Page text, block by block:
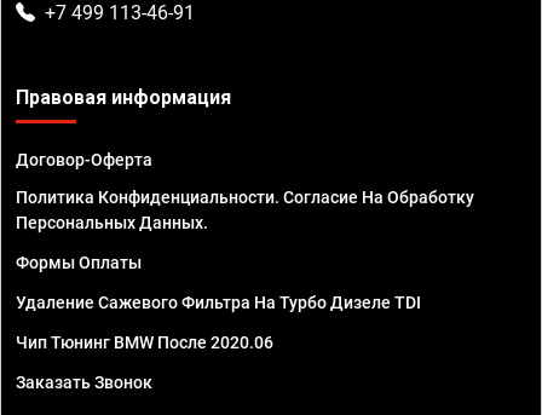
+7 499 113-46-91
Правовая информация
Договор-Оферта
Политика Конфиденциальности. Согласие На Обработку
Персональных Данных.
Формы Оплаты
Удаление Сажевого Фильтра На Турбо Дизеле TDI
Чип Тюнинг BMW После 2020.06
Заказать Звонок